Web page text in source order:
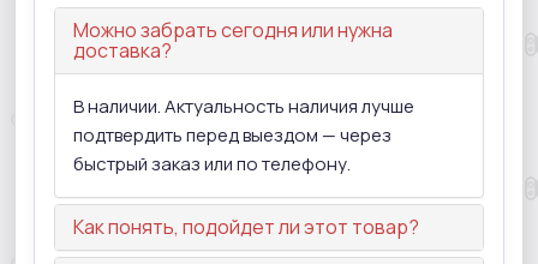
Можно забрать сегодня или нужна
доставка?
В наличии. Актуальность наличия лучше
подтвердить перед выездом — через
быстрый заказ или по телефону.
Как понять, подойдет ли этот товар?